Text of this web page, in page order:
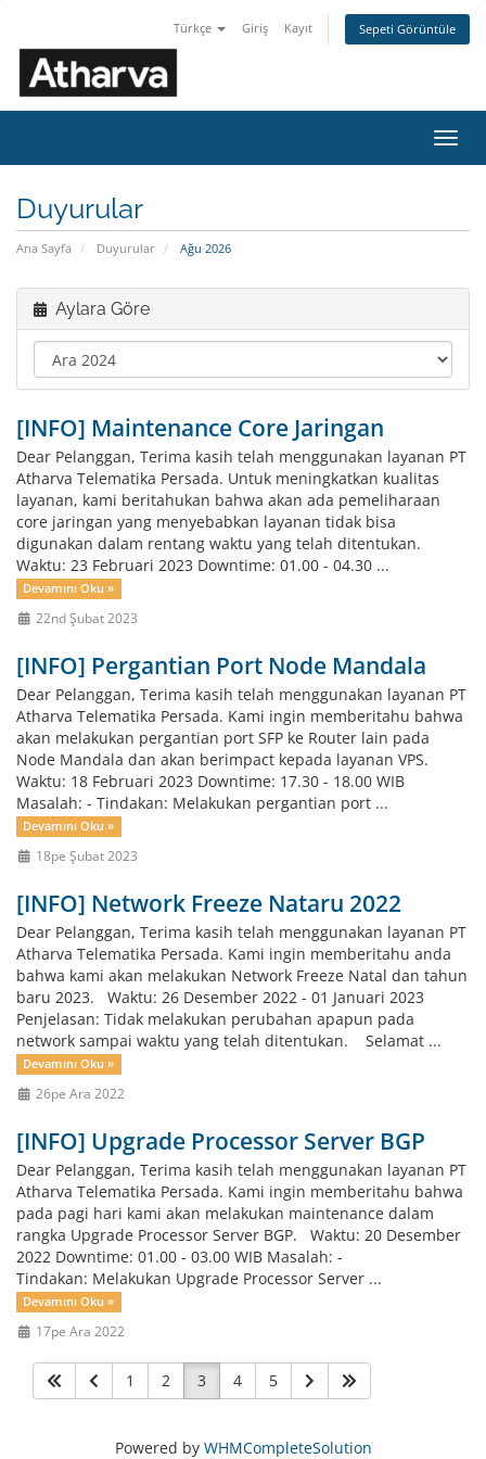
Türkçe Giriş Kayıt Sepeti Görüntüle
Duyurular
Ana Sayfa Duyurular Ağu 2026
Aylara Göre
[INFO] Maintenance Core Jaringan
Dear Pelanggan, Terima kasih telah menggunakan layanan PT
Atharva Telematika Persada. Untuk meningkatkan kualitas
layanan, kami beritahukan bahwa akan ada pemeliharaan
core jaringan yang menyebabkan layanan tidak bisa
digunakan dalam rentang waktu yang telah ditentukan.
Waktu: 23 Februari 2023 Downtime: 01.00 - 04.30 ...
Devamını Oku »
22nd Şubat 2023
[INFO] Pergantian Port Node Mandala
Dear Pelanggan, Terima kasih telah menggunakan layanan PT
Atharva Telematika Persada. Kami ingin memberitahu bahwa
akan melakukan pergantian port SFP ke Router lain pada
Node Mandala dan akan berimpact kepada layanan VPS.
Waktu: 18 Februari 2023 Downtime: 17.30 - 18.00 WIB
Masalah: - Tindakan: Melakukan pergantian port ...
Devamını Oku »
18pe Şubat 2023
[INFO] Network Freeze Nataru 2022
Dear Pelanggan, Terima kasih telah menggunakan layanan PT
Atharva Telematika Persada. Kami ingin memberitahu anda
bahwa kami akan melakukan Network Freeze Natal dan tahun
baru 2023. Waktu: 26 Desember 2022 - 01 Januari 2023
Penjelasan: Tidak melakukan perubahan apapun pada
network sampai waktu yang telah ditentukan. Selamat ...
Devamını Oku »
26pe Ara 2022
[INFO] Upgrade Processor Server BGP
Dear Pelanggan, Terima kasih telah menggunakan layanan PT
Atharva Telematika Persada. Kami ingin memberitahu bahwa
pada pagi hari kami akan melakukan maintenance dalam
rangka Upgrade Processor Server BGP. Waktu: 20 Desember
2022 Downtime: 01.00 - 03.00 WIB Masalah: -
Tindakan: Melakukan Upgrade Processor Server ...
Devamını Oku »
17pe Ara 2022
1 2 3 4 5
Powered by WHMCompleteSolution